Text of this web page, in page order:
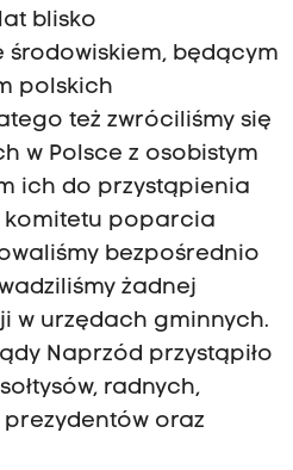
blisko
środowiskiem, będącym
polskich
też zwróciliśmy się
w Polsce z osobistym
ich do przystąpienia
poparcia
bezpośrednio
żadnej
w urzędach gminnych.
Naprzód przystąpiło
radnych,
prezydentów oraz